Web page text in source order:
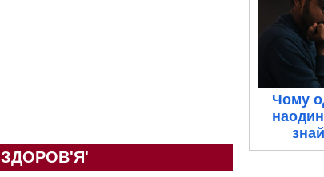
ЗДОРОВ'Я'
Чому